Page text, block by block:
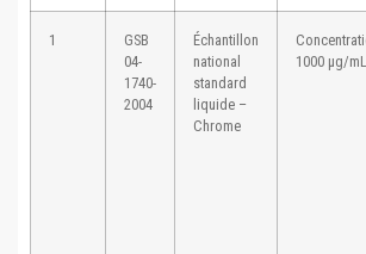
1
GSB
04-
1740-
2004
Échantillon
national
standard
liquide –
Chrome
1000 μg/mL